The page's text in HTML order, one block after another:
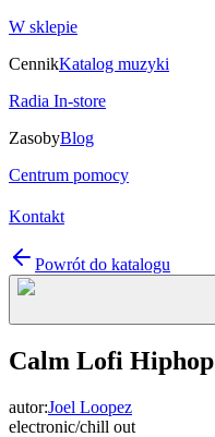
W sklepie
CennikKatalog muzyki
Radia In-store
ZasobyBlog
Centrum pomocy
Kontakt
Powrót do katalogu
Calm Lofi Hiphop
autor:Joel Loopez
electronic/chill out